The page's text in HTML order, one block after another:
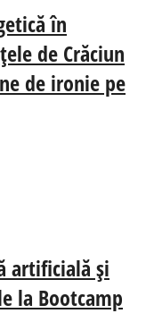
în
de Crăciun
de ironie pe
artificială și
la Bootcamp